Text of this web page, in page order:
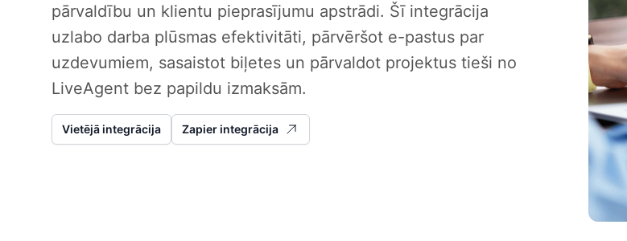
pārvaldību un klientu pieprasījumu apstrādi. Šī integrācija
uzlabo darba plūsmas efektivitāti, pārvēršot e-pastus par
uzdevumiem, sasaistot biļetes un pārvaldot projektus tieši no
LiveAgent bez papildu izmaksām.
Vietējā integrācija Zapier integrācija